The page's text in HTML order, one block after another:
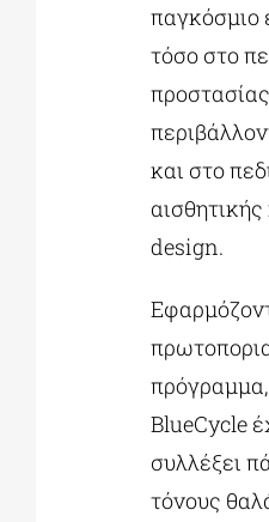
παγκόσμιο
τόσο στο
και στο
design.
BlueCycle
συλλέξει
τόνους